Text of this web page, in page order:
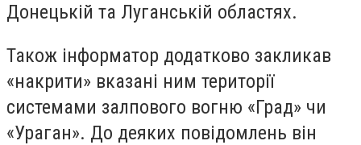
Донецькій та Луганській областях.
Також інформатор додатково закликав
«накрити» вказані ним території
системами залпового вогню «Град» чи
«Ураган». До деяких повідомлень він